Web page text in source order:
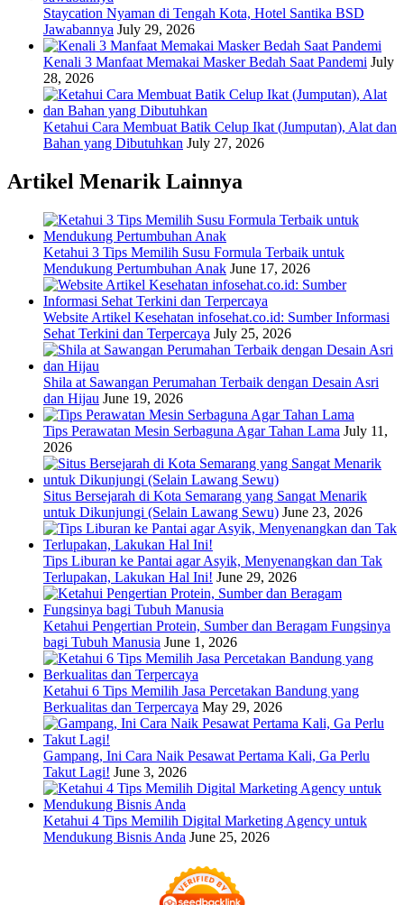
Staycation Nyaman di Tengah Kota, Hotel Santika BSD
Jawabannya July 29, 2026
Kenali 3 Manfaat Memakai Masker Bedah Saat Pandemi July
28, 2026
Ketahui Cara Membuat Batik Celup Ikat (Jumputan), Alat dan
Bahan yang Dibutuhkan July 27, 2026
Artikel Menarik Lainnya
Ketahui 3 Tips Memilih Susu Formula Terbaik untuk
Mendukung Pertumbuhan Anak June 17, 2026
Website Artikel Kesehatan infosehat.co.id: Sumber Informasi
Sehat Terkini dan Terpercaya July 25, 2026
Shila at Sawangan Perumahan Terbaik dengan Desain Asri
dan Hijau June 19, 2026
Tips Perawatan Mesin Serbaguna Agar Tahan Lama July 11,
2026
Situs Bersejarah di Kota Semarang yang Sangat Menarik
untuk Dikunjungi (Selain Lawang Sewu) June 23, 2026
Tips Liburan ke Pantai agar Asyik, Menyenangkan dan Tak
Terlupakan, Lakukan Hal Ini! June 29, 2026
Ketahui Pengertian Protein, Sumber dan Beragam Fungsinya
bagi Tubuh Manusia June 1, 2026
Ketahui 6 Tips Memilih Jasa Percetakan Bandung yang
Berkualitas dan Terpercaya May 29, 2026
Gampang, Ini Cara Naik Pesawat Pertama Kali, Ga Perlu
Takut Lagi! June 3, 2026
Ketahui 4 Tips Memilih Digital Marketing Agency untuk
Mendukung Bisnis Anda June 25, 2026